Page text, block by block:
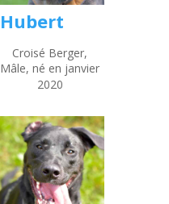
Hubert
Croisé Berger,
Mâle, né en janvier
2020